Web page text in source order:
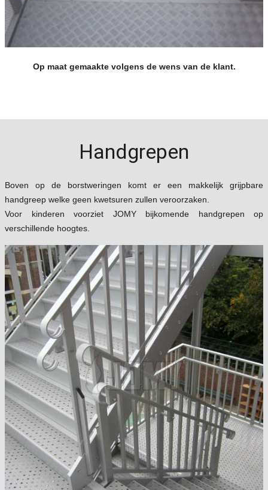
Op maat gemaakte volgens de wens van de klant.
Handgrepen
Boven op de borstweringen komt er een makkelijk grijpbare
handgreep welke geen kwetsuren zullen veroorzaken.
Voor kinderen voorziet JOMY bijkomende handgrepen op
verschillende hoogtes.